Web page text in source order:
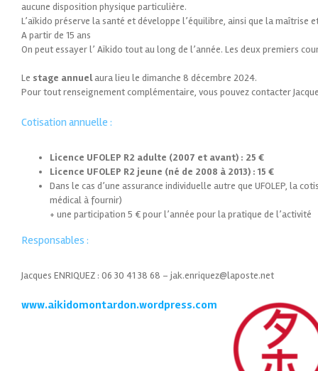
aucune disposition physique particulière.
L’aïkido préserve la santé et développe l’équilibre, ainsi que la maîtrise
A partir de 15 ans
On peut essayer l’ Aïkido tout au long de l’année. Les deux premiers
Le stage annuelaura lieu le dimanche 8 décembre 2024.
Pour tout renseignement complémentaire, vous pouvez contacter
Cotisation annuelle :
Licence UFOLEP R2 adulte (2007 et avant) : 25 €
Licence UFOLEP R2 jeune (né de 2008 à 2013) : 15 €
Dans le cas d’une assurance individuelle autre que UFOLEP, la
médical à fournir)
+ une participation 5 € pour l’année pour la pratique de l’activité
Responsables :
Jacques ENRIQUEZ : 06 30 41 38 68 – jak.enriquez@laposte.net
www.aikidomontardon.wordpress.com